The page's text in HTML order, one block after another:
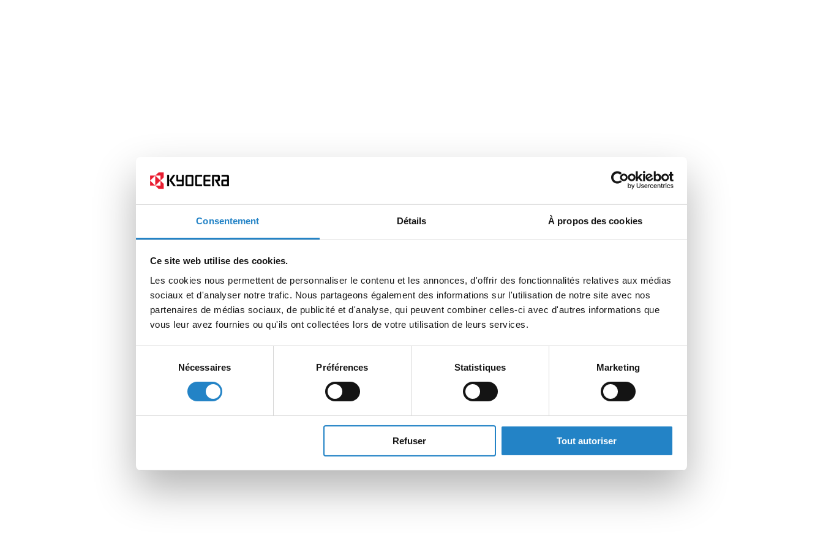
Consentement Détails À propos des cookies
Ce site web utilise des cookies.
Les cookies nous permettent de personnaliser le contenu et les annonces, d'offrir des fonctionnalités relatives aux médias
sociaux et d'analyser notre trafic. Nous partageons également des informations sur l'utilisation de notre site avec nos
partenaires de médias sociaux, de publicité et d'analyse, qui peuvent combiner celles-ci avec d'autres informations que
vous leur avez fournies ou qu'ils ont collectées lors de votre utilisation de leurs services.
consentement
Nécessaires Préférences Statistiques Marketing
Refuser Tout autoriser